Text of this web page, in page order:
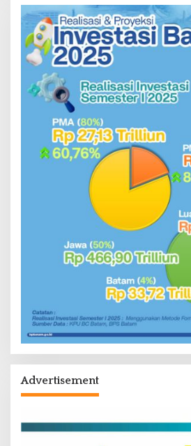
Advertisement